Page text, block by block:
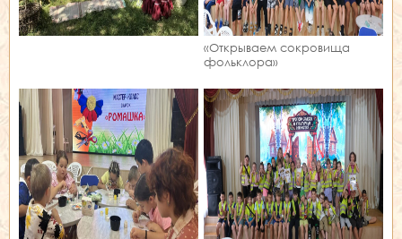
«Открываем сокровища
фольклора»